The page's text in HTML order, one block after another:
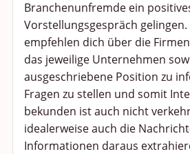
Branchenunfremde ein
Vorstellungsgespräch
empfehlen dich über die
das jeweilige Unternehmen
ausgeschriebene Position zu
Fragen zu stellen und somit
bekunden ist auch nicht
idealerweise auch die
Informationen daraus